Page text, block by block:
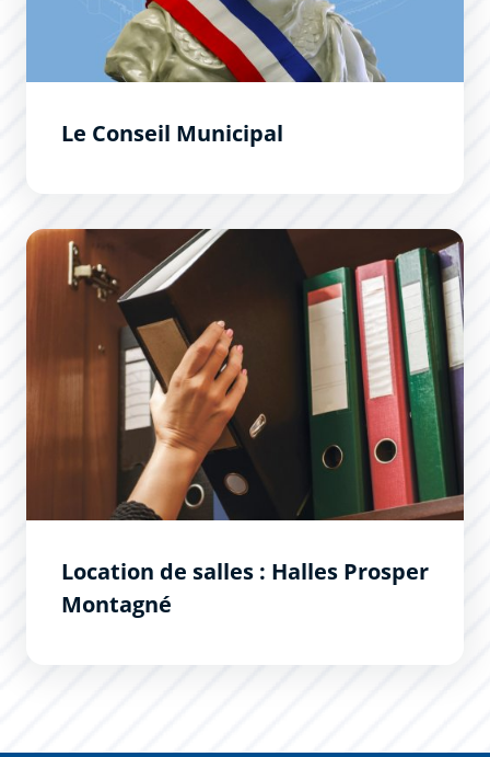
Le Conseil Municipal
Location de salles : Halles Prosper Montagné
Location de salles : Halles Prosper
Montagné